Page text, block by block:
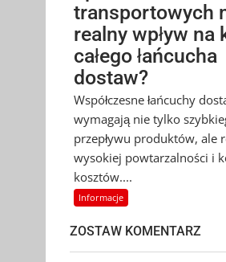
transportowych
realny wpływ na
całego łańcucha
dostaw?
Współczesne łańcuchy
wymagają nie tylko
przepływu produktów, ale
wysokiej powtarzalności i
kosztów....
Informacje
ZOSTAW KOMENTARZ